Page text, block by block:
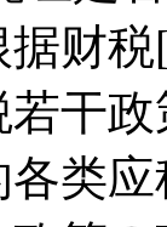
财
干
类